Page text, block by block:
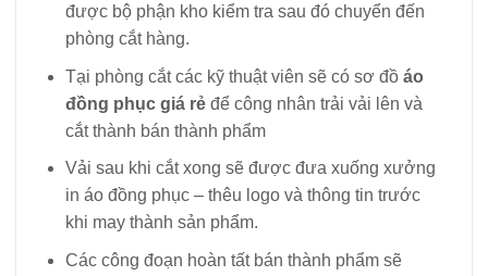
được bộ phận kho kiểm tra sau đó chuyển đến
phòng cắt hàng.
Tại phòng cắt các kỹ thuật viên sẽ có sơ đồ áo
đồng phục giá rẻ để công nhân trải vải lên và
cắt thành bán thành phẩm
Vải sau khi cắt xong sẽ được đưa xuống xưởng
in áo đồng phục – thêu logo và thông tin trước
khi may thành sản phẩm.
Các công đoạn hoàn tất bán thành phẩm sẽ